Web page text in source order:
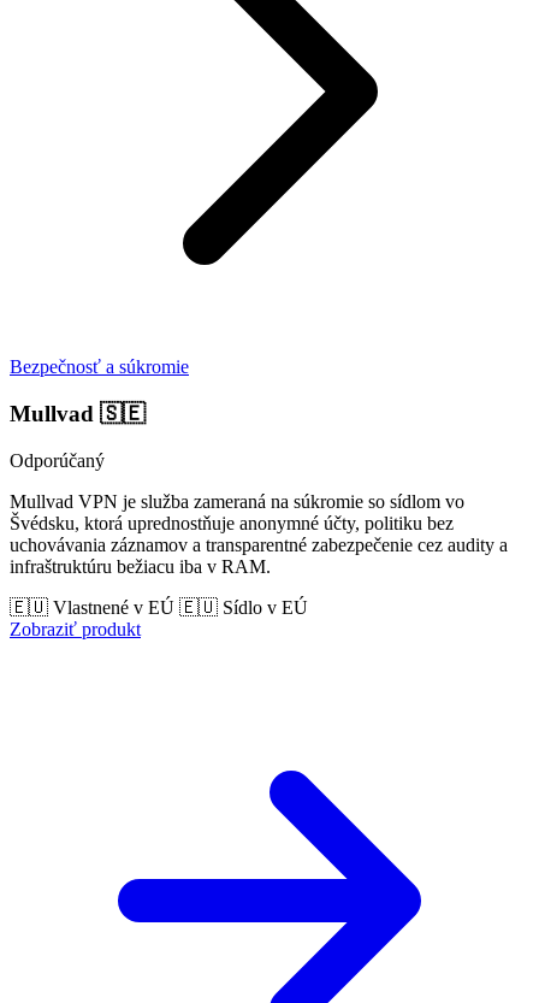
Bezpečnosť a súkromie
Mullvad 🇸🇪
Odporúčaný
Mullvad VPN je služba zameraná na súkromie so sídlom vo
Švédsku, ktorá uprednostňuje anonymné účty, politiku bez
uchovávania záznamov a transparentné zabezpečenie cez audity a
infraštruktúru bežiacu iba v RAM.
🇪🇺 Vlastnené v EÚ 🇪🇺 Sídlo v EÚ
Zobraziť produkt